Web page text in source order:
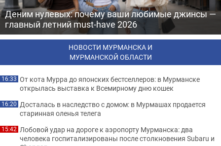
Деним нулевых: почему ваши любимые джинсы —
главный летний must-have 2026
НОВОСТИ МУРМАНСКА И
МУРМАНСКОЙ ОБЛАСТИ
16:33 От кота Мурра до японских бестселлеров: в Мурманске
открылась выставка к Всемирному дню кошек
16:20 Досталась в наследство с домом: в Мурмашах продается
старинная оленья телега
15:42 Лобовой удар на дороге к аэропорту Мурманска: два
человека госпитализированы после столкновения Subaru и